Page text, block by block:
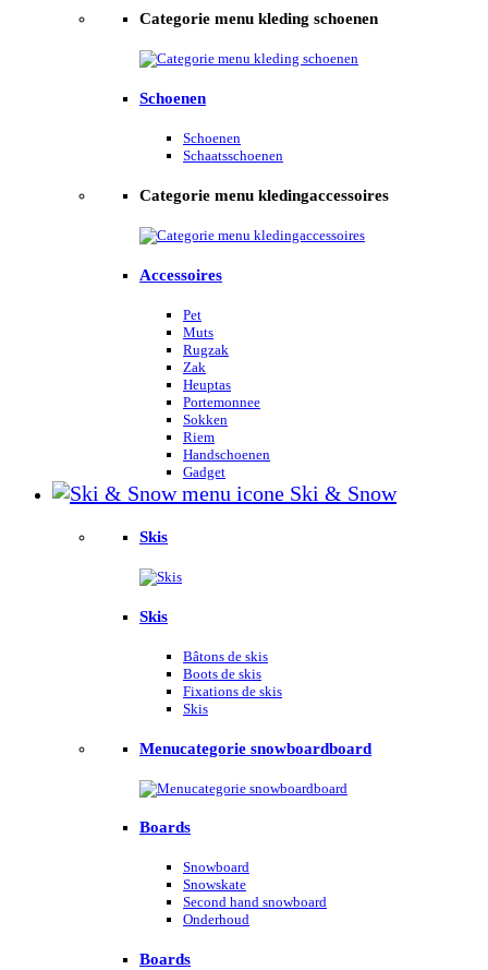
Categorie menu kleding schoenen
Schoenen
Schoenen
Schaatsschoenen
Categorie menu kledingaccessoires
Accessoires
Pet
Muts
Rugzak
Zak
Heuptas
Portemonnee
Sokken
Riem
Handschoenen
Gadget
Ski & Snow
Skis
Skis
Bâtons de skis
Boots de skis
Fixations de skis
Skis
Menucategorie snowboardboard
Boards
Snowboard
Snowskate
Second hand snowboard
Onderhoud
Boards